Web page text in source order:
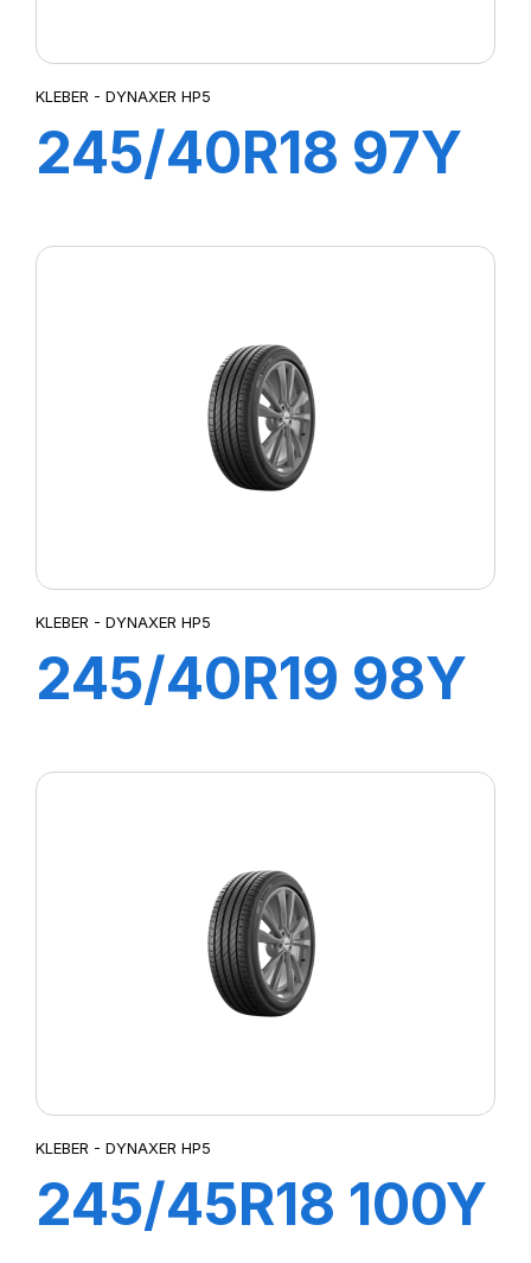
KLEBER - DYNAXER HP5
245/40R18 97Y
KLEBER - DYNAXER HP5
245/40R19 98Y
KLEBER - DYNAXER HP5
245/45R18 100Y